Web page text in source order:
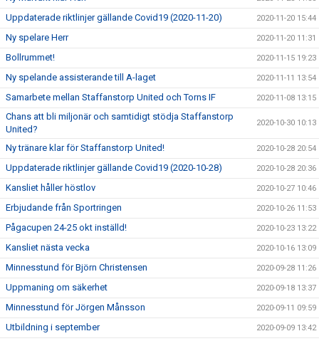
Uppdaterade riktlinjer gällande Covid19 (2020-11-20) 2020-11-20 15:44
Ny spelare Herr 2020-11-20 11:31
Bollrummet! 2020-11-15 19:23
Ny spelande assisterande till A-laget 2020-11-11 13:54
Samarbete mellan Staffanstorp United och Torns IF 2020-11-08 13:15
Chans att bli miljonär och samtidigt stödja Staffanstorp
United?
2020-10-30 10:13
Ny tränare klar för Staffanstorp United! 2020-10-28 20:54
Uppdaterade riktlinjer gällande Covid19 (2020-10-28) 2020-10-28 20:36
Kansliet håller höstlov 2020-10-27 10:46
Erbjudande från Sportringen 2020-10-26 11:53
Pågacupen 24-25 okt inställd! 2020-10-23 13:22
Kansliet nästa vecka 2020-10-16 13:09
Minnesstund för Björn Christensen 2020-09-28 11:26
Uppmaning om säkerhet 2020-09-18 13:37
Minnesstund för Jörgen Månsson 2020-09-11 09:59
Utbildning i september 2020-09-09 13:42